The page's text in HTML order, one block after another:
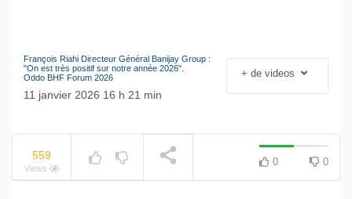
NOW PLAYING
Le séisme industriel
François Riahi Directeur Général Banijay Group :
"On est très positif sur notre année 2026".
Oddo BHF Forum 2026
11 janvier 2026 16 h 21 min
+ de videos
559
Views
0 0